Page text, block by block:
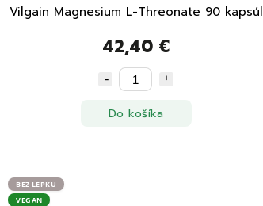
Vilgain Magnesium L-Threonate 90 kapsúl
42,40 €
Do košíka
BEZ LEPKU
VEGAN